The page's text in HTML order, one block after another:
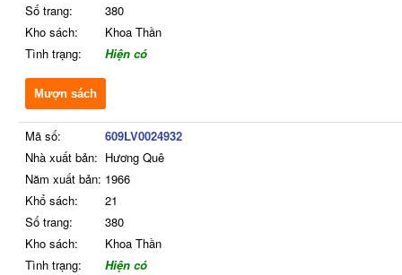
Số trang:
380
Kho sách:
Khoa Thần
Tình trạng:
Hiện có
Mượn sách
Mã số:
609LV0024932
Nhà xuất bản: Hương Quê
Năm xuất bản: 1966
Khổ sách:
21
Số trang:
380
Kho sách:
Khoa Thần
Tình trạng:
Hiện có